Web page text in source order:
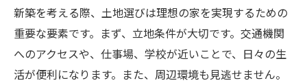
クリスト
新築を考える際、土地選びは理想の家を実現するための
重要な要素です。まず、立地条件が大切です。交通機関
へのアクセスや、仕事場、学校が近いことで、日々の生
活が便利になります。また、周辺環境も見逃せません。